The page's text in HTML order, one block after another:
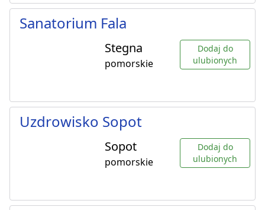
Sanatorium Fala
Stegna
pomorskie
Dodaj do
ulubionych
Uzdrowisko Sopot
Sopot
pomorskie
Dodaj do
ulubionych